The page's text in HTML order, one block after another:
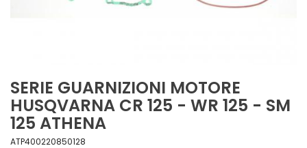
SERIE GUARNIZIONI MOTORE
HUSQVARNA CR 125 - WR 125 - SM
125 ATHENA
ATP400220850128